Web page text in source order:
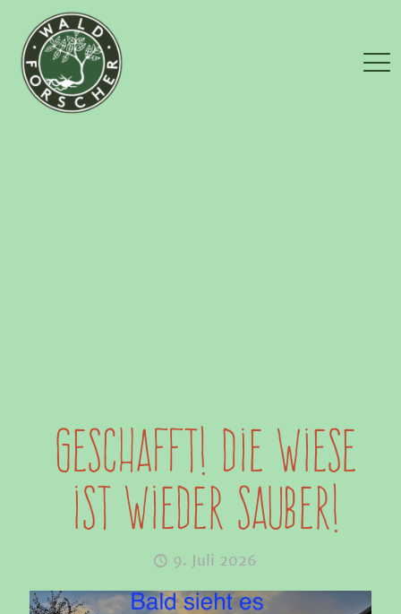
GESCHAFFT! Die Wiese
ist wieder sauber!
9. Juli 2026